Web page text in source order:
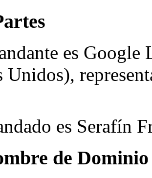
es
Unidos),
es Serafín
de